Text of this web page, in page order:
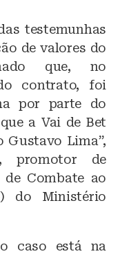
testemunhas
de valores do
que, no
contrato, foi
por parte do
a Vai de Bet
Lima”,
promotor de
Combate ao
do Ministério
caso está na